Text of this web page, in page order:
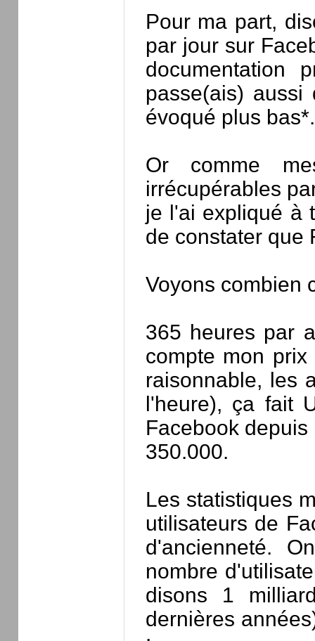
Pour ma part,
par jour sur
documentation
passe(ais)
évoqué plus bas*.
Or comme
irrécupérables
je l'ai expliqué à
de constater que
Voyons combien
365 heures par
compte mon
raisonnable, les
l'heure), ça fait
Facebook
350.000.
Les statistiques
utilisateurs de
d'ancienneté.
nombre
disons 1
dernières